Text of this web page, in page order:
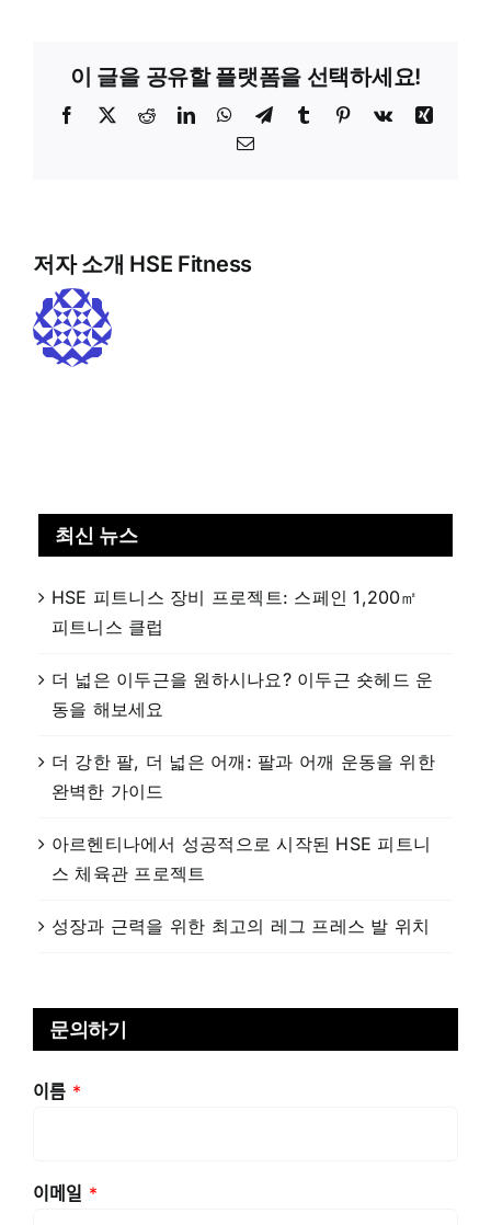
이 글을 공유할 플랫폼을 선택하세요!
Facebook
X RedditLinkedInWhatsApp
텔
Tumblr Pinterest
Vk
Xing
이
저자 소개 HSE Fitness
최신 뉴스
HSE 피트니스 장비 프로젝트: 스페인 1,200㎡
피트니스 클럽
더 넓은 이두근을 원하시나요? 이두근 숏헤드 운
동을 해보세요
더 강한 팔, 더 넓은 어깨: 팔과 어깨 운동을 위한
완벽한 가이드
아르헨티나에서 성공적으로 시작된 HSE 피트니
스 체육관 프로젝트
성장과 근력을 위한 최고의 레그 프레스 발 위치
문의하기
이름 *
이메일 *